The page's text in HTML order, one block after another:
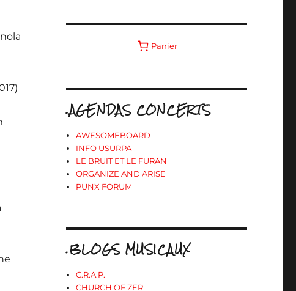
Panier
.AGENDAS CONCERTS
AWESOMEBOARD
INFO USURPA
LE BRUIT ET LE FURAN
ORGANIZE AND ARISE
PUNX FORUM
.BLOGS MUSICAUX
C.R.A.P.
CHURCH OF ZER